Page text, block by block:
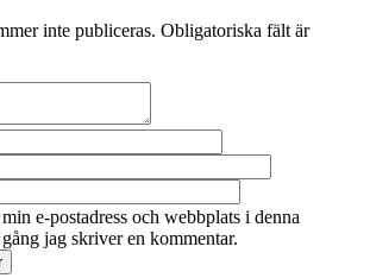
inte publiceras. Obligatoriska fält är
e-postadress och webbplats i denna
jag skriver en kommentar.